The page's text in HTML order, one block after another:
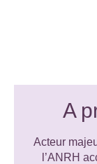
A
Acteur
l’ANRH